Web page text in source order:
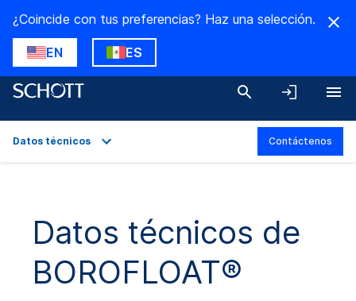
¿Coincide con tus preferencias? Haz una selección.
EN ES
Datos técnicos
Variantes del producto
Descargas
Datos técnicos Contáctenos
Datos técnicos de
BOROFLOAT®